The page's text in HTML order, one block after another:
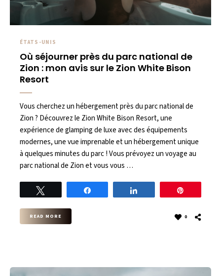
ÉTATS-UNIS
Où séjourner près du parc national de
Zion : mon avis sur le Zion White Bison
Resort
Vous cherchez un hébergement près du parc national de
Zion ? Découvrez le Zion White Bison Resort, une
expérience de glamping de luxe avec des équipements
modernes, une vue imprenable et un hébergement unique
à quelques minutes du parc ! Vous prévoyez un voyage au
parc national de Zion et vous vous …
READ MORE 0